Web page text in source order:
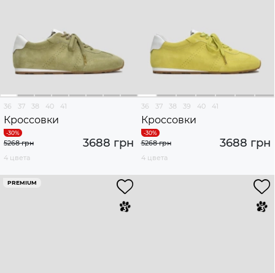
36 37 38 40 41
Кроссовки
3688 грн
5268 грн
4 цвета
36 37 38 39 40 41
Кроссовки
3688 грн
5268 грн
4 цвета
PREMIUM